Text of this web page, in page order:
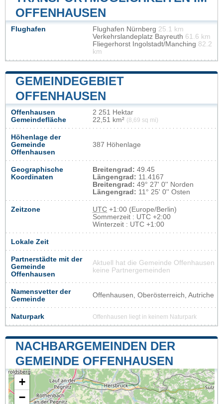
OFFENHAUSEN
Flughafen Flughafen Nürnberg 25.1 km
Verkehrslandeplatz Bayreuth 61.6 km
Fliegerhorst Ingolstadt/Manching 82.2
km
GEMEINDEGEBIET
OFFENHAUSEN
Offenhausen
Gemeindefläche
2 251 Hektar
22,51 km² (8,69 sq mi)
Höhenlage der
Gemeinde
Offenhausen
387 Höhenlage
Geographische
Koordinaten
Breitengrad: 49.45
Längengrad: 11.4167
Breitengrad: 49° 27' 0'' Norden
Längengrad: 11° 25' 0'' Osten
Zeitzone UTC +1:00 (Europe/Berlin)
Sommerzeit : UTC +2:00
Winterzeit : UTC +1:00
Lokale Zeit
Partnerstädte mit der
Gemeinde
Offenhausen
Aktuell hat die Gemeinde Offenhausen
keine Partnergemeinden
Namensvetter der
Gemeinde
Offenhausen, Oberösterreich, Autriche
Naturpark Offenhausen liegt in keinem Naturpark
NACHBARGEMEINDEN DER
GEMEINDE OFFENHAUSEN
+
−